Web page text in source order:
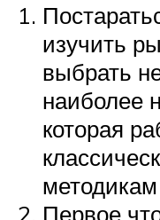
изучить
выбрать
наиболее
которая
Первое